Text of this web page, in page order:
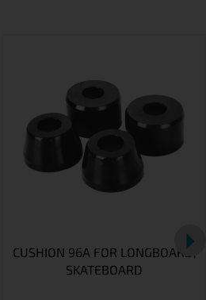
CUSHION 96A FOR LONGBOARD,
SKATEBOARD